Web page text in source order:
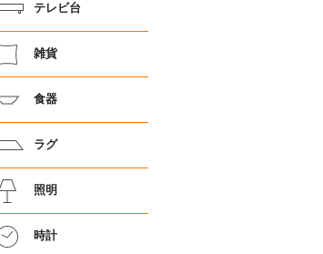
テレビ台
雑貨
食器
ラグ
照明
時計